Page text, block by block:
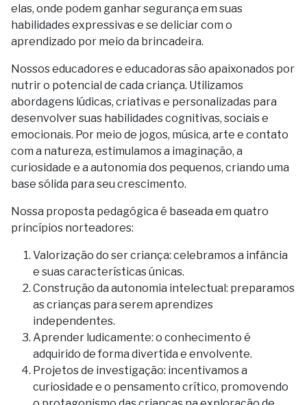
elas, onde podem ganhar segurança em suas
habilidades expressivas e se deliciar com o
aprendizado por meio da brincadeira.
Nossos educadores e educadoras são apaixonados por
nutrir o potencial de cada criança. Utilizamos
abordagens lúdicas, criativas e personalizadas para
desenvolver suas habilidades cognitivas, sociais e
emocionais. Por meio de jogos, música, arte e contato
com a natureza, estimulamos a imaginação, a
curiosidade e a autonomia dos pequenos, criando uma
base sólida para seu crescimento.
Nossa proposta pedagógica é baseada em quatro
princípios norteadores:
Valorização do ser criança: celebramos a infância
e suas características únicas.
Construção da autonomia intelectual: preparamos
as crianças para serem aprendizes
independentes.
Aprender ludicamente: o conhecimento é
adquirido de forma divertida e envolvente.
Projetos de investigação: incentivamos a
curiosidade e o pensamento crítico, promovendo